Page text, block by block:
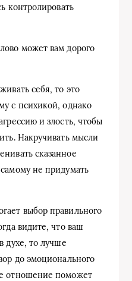
контролировать
может вам дорого
себя, то это
с психикой, однако
и злость, чтобы
Накручивать мысли
сказанное
не придумать
выбор правильного
видите, что ваш
духе, то лучше
до эмоционального
отношение поможет